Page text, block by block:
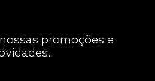
promoções e